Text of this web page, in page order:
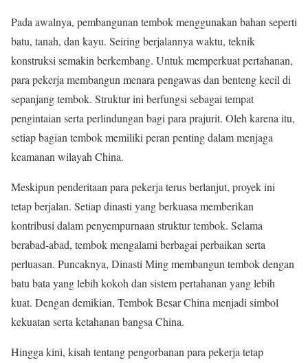
Pada awalnya, pembangunan tembok menggunakan bahan seperti
batu, tanah, dan kayu. Seiring berjalannya waktu, teknik
konstruksi semakin berkembang. Untuk memperkuat pertahanan,
para pekerja membangun menara pengawas dan benteng kecil di
sepanjang tembok. Struktur ini berfungsi sebagai tempat
pengintaian serta perlindungan bagi para prajurit. Oleh karena itu,
setiap bagian tembok memiliki peran penting dalam menjaga
keamanan wilayah China.
Meskipun penderitaan para pekerja terus berlanjut, proyek ini
tetap berjalan. Setiap dinasti yang berkuasa memberikan
kontribusi dalam penyempurnaan struktur tembok. Selama
berabad-abad, tembok mengalami berbagai perbaikan serta
perluasan. Puncaknya, Dinasti Ming membangun tembok dengan
batu bata yang lebih kokoh dan sistem pertahanan yang lebih
kuat. Dengan demikian, Tembok Besar China menjadi simbol
kekuatan serta ketahanan bangsa China.
Hingga kini, kisah tentang pengorbanan para pekerja tetap